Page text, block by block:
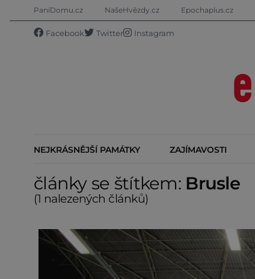
PaníDomu.cz NašeHvězdy.cz Epochaplus.cz
Facebook Twitter Instagram
NEJKRÁSNĚJŠÍ PAMÁTKY ZAJÍMAVOSTI
články se štítkem: Brusle
(1 nalezených článků)